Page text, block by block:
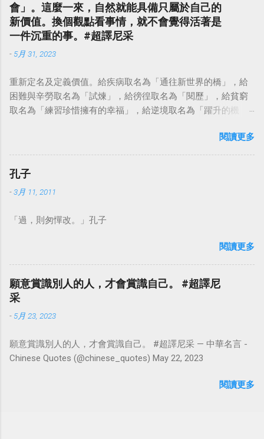
會」。這麼一來，自然就能具備只屬於自己的
新價值。換個觀點看事情，就不會覺得活著是
一件沉重的事。#超譯尼采
- 5月 31, 2023
重新定名及定義價值。給疾病取名為「通往新世界的橋」，給
困難與辛勞取名為「試煉」，給徬徨取名為「閱歷」，給貧窮
取名為「練習珍惜擁有的幸福」，給逆境取名為「躍升的機
點看事情，就不會覺得活著是一件沉重的事。#超譯尼采 — 中
華名言 - Chinese Quotes (@chinese_quotes) May 23, 2023
閱讀更多
孔子
-3月 11, 2011
「過，則匆憚改。」孔子
閱讀更多
願意賞識別人的人，才會賞識自己。 #超譯尼
采
- 5月 23, 2023
願意賞識別人的人，才會賞識自己。 #超譯尼采 — 中華名言 -
Chinese Quotes (@chinese_quotes) May 22, 2023
閱讀更多